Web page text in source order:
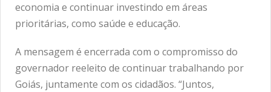
economia e continuar investindo em áreas
prioritárias, como saúde e educação.
A mensagem é encerrada com o compromisso do
governador reeleito de continuar trabalhando por
Goiás, juntamente com os cidadãos. “Juntos,